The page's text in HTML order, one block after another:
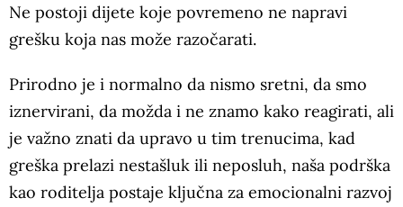
Ne postoji dijete koje povremeno ne napravi
grešku koja nas može razočarati.
Prirodno je i normalno da nismo sretni, da smo
iznervirani, da možda i ne znamo kako reagirati, ali
je važno znati da upravo u tim trenucima, kad
greška prelazi nestašluk ili neposluh, naša podrška
kao roditelja postaje ključna za emocionalni razvoj